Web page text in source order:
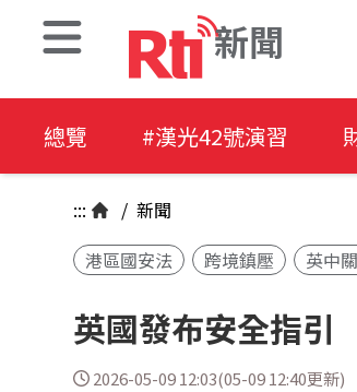
新聞
總覽 #漢光42號演習
::: / 新聞
港區國安法
跨境鎮壓 英中
英國發布安全指
2026-05-09 12:03(05-09 12:40更新)